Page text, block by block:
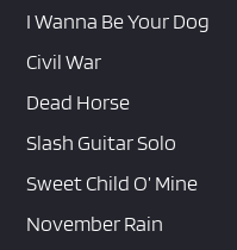
I Wanna Be Your Dog
Civil War
Dead Horse
Slash Guitar Solo
Sweet Child O’ Mine
November Rain